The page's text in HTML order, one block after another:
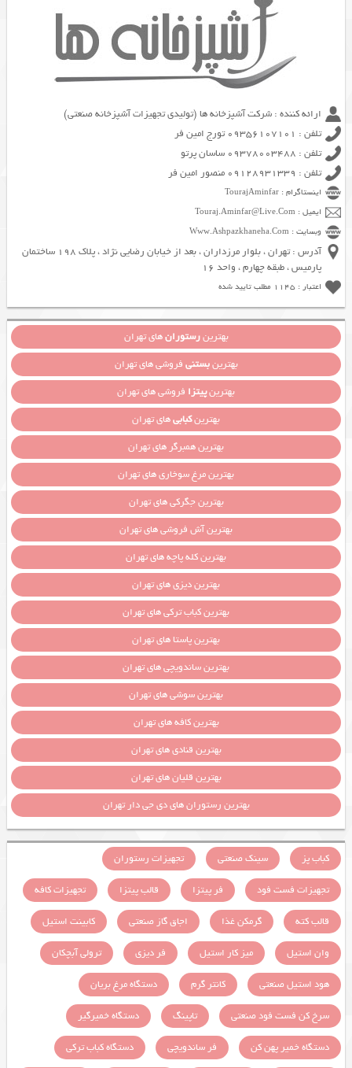
ارائه کننده : شرکت آشپزخانه ها (تولیدی تجهیزات آشپزخانه صنعتی)
تلفن : 09356107101 تورج امین فر
تلفن : 09378003488 ساسان پرتو
تلفن : 09128931339 منصور امین فر
اینستاگرام : TourajAminfar
ایمیل : Touraj.Aminfar@Live.Com
وبسایت : Www.Ashpazkhaneha.Com
آدرس : تهران ، بلوار مرزداران ، بعد از خیابان رضایی نژاد ، پلاک 198 ساختمان
پارمیس ، طبقه چهارم ، واحد 16
اعتبار : 1145 مطلب تایید شده
بهترینرستورانهای تهران
بهترینبستنی فروشی های تهران
بهترینپیتزا فروشی های تهران
بهترینکبابیهای تهران
بهترین همبرگر های تهران
بهترین مرغ سوخاری های تهران
بهترین جگرکی های تهران
بهترین آش فروشی های تهران
بهترین کله پاچه های تهران
بهترین دیزی های تهران
بهترین کباب ترکی های تهران
بهترین پاستا های تهران
بهترین ساندویچی های تهران
بهترین سوشی های تهران
بهترین کافه های تهران
بهترین قنادی های تهران
بهترین قلیان های تهران
بهترین رستوران های دی جی دار تهران
کباب پز سینک صنعتی
تجهیزات رستوران
تجهیزات فست فود
فر پیتزا قالب پیتزا
تجهیزات کافه
قالب کته
گرمکن غذا اجاق گاز صنعتی
کابینت استیل
وان استیل
میز کار استیل فر دیزی
ترولی آبچکان
هود استیل صنعتی
کانتر گرم
دستگاه مرغ بریان
سرخ کن فست فود صنعتی
تاپینگ
دستگاه خمیرگیر
دستگاه خمیر پهن کن
فر ساندویچی
دستگاه کباب ترکی